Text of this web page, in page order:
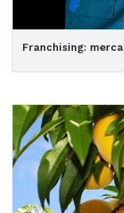
Franchising: